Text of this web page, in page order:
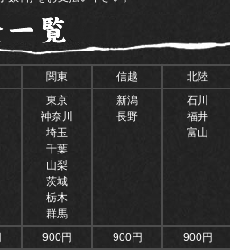
関東 信越
北陸
東京
神奈川
埼玉
千葉
山梨
茨城
栃木
群馬
新潟
長野
石川
福井
富山
900円 900円
900円